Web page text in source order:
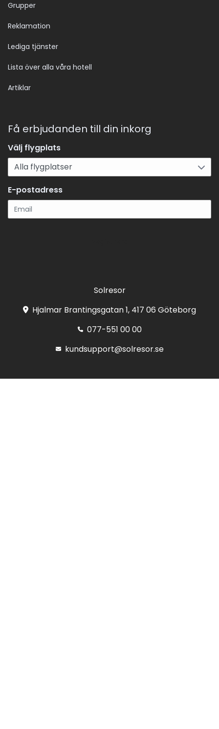
Grupper
Reklamation
Lediga tjänster
Lista över alla våra hotell
Artiklar
Få erbjudanden till din inkorg
Välj flygplats
E-postadress
Solresor
Hjalmar Brantingsgatan 1, 417 06 Göteborg
077-551 00 00
kundsupport@solresor.se